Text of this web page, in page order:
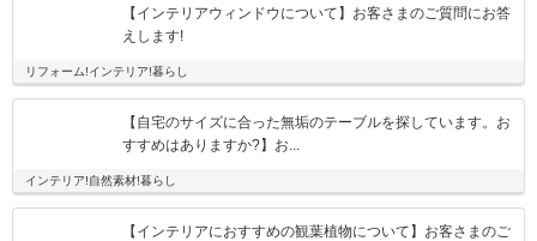
【インテリアウィンドウについて】お客さまのご質問にお答
えします!
リフォーム!インテリア!暮らし
【自宅のサイズに合った無垢のテーブルを探しています。お
すすめはありますか?】お...
インテリア!自然素材!暮らし
【インテリアにおすすめの観葉植物について】お客さまのご